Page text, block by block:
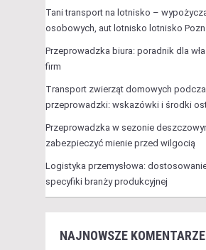
Tani transport na lotnisko –
osobowych, aut lotnisko lotnisko
Przeprowadzka biura: poradnik dla
firm
Transport zwierząt domowych
przeprowadzki: wskazówki i środki
Przeprowadzka w sezonie
zabezpieczyć mienie przed wilgocią
Logistyka przemysłowa:
specyfiki branży produkcyjnej
NAJNOWSZE KOMENTARZE